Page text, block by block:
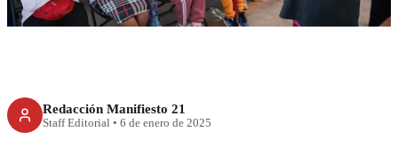
Redacción Manifiesto 21
Staff Editorial • 6 de enero de 2025